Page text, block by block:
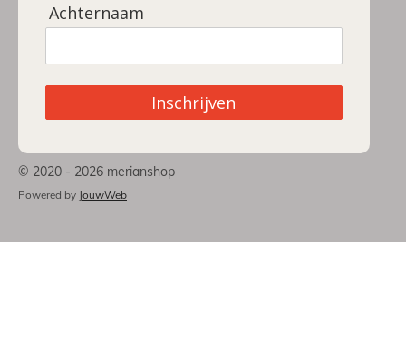
Achternaam
Inschrijven
© 2020 - 2026 merianshop
Powered by JouwWeb